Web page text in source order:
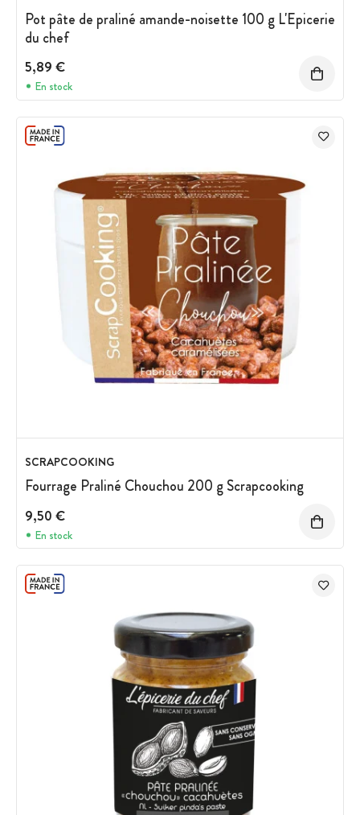
Pot pâte de praliné amande-noisette 100 g L'Epicerie
du chef
5,89 €
En stock
SCRAPCOOKING
Fourrage Praliné Chouchou 200 g Scrapcooking
9,50 €
En stock